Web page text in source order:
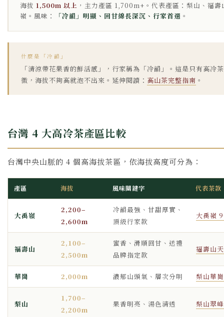
海拔 1,500m 以上 ，主力產區 1,700m+。代表產區：梨山、福壽
嶺。風味：
「冷韻」明顯、回甘綿長深沉、行家首選 。
什麼是「冷韻」
「清涼帶花果香的鮮活感」，行家稱為「冷韻」。這是只有高冷
徵，海拔不夠高就泡不出來。延伸閱讀： 高山茶完整指南 。
台灣 4 大高冷茶產區比較
台灣中央山脈的 4 個高海拔茶區，依海拔高度可分為：
產區 海拔 風味關鍵字 代表茶款
大禹嶺
2,200–
2,600m
冷韻最強、甘甜厚實、
頂級行家款
大禹嶺
福壽山
2,100–
2,500m
蜜香、滑順回甘、送禮
品牌指定款
福壽山
華崗 2,000m 濃郁山頭氣、層次分明 梨山華
梨山
1,700–
2,200m
果香明亮、湯色清透 梨山翠峰